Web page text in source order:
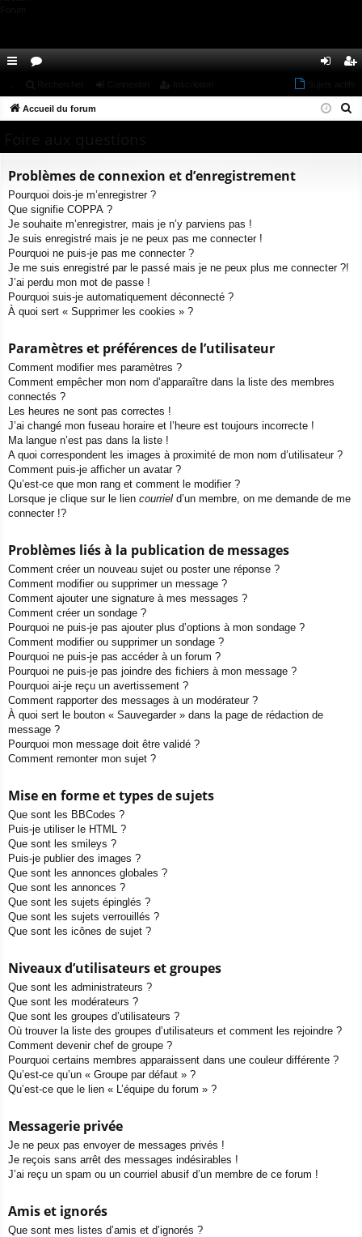
co
s
u ne cri
Accueil du forum
Problèmes de connexion et d’enregistrement
Pourquoi dois-je m’enregistrer ?
Que signifie COPPA ?
Je souhaite m’enregistrer, mais je n’y parviens pas !
Je suis enregistré mais je ne peux pas me connecter !
Pourquoi ne puis-je pas me connecter ?
Je me suis enregistré par le passé mais je ne peux plus me connecter ?!
J’ai perdu mon mot de passe !
Pourquoi suis-je automatiquement déconnecté ?
À quoi sert « Supprimer les cookies » ?
Paramètres et préférences de l’utilisateur
Comment modifier mes paramètres ?
Comment empêcher mon nom d’apparaître dans la liste des membres
connectés ?
Les heures ne sont pas correctes !
J’ai changé mon fuseau horaire et l’heure est toujours incorrecte !
Ma langue n’est pas dans la liste !
A quoi correspondent les images à proximité de mon nom d’utilisateur ?
Comment puis-je afficher un avatar ?
Qu’est-ce que mon rang et comment le modifier ?
Lorsque je clique sur le lien courriel d’un membre, on me demande de me
connecter !?
Problèmes liés à la publication de messages
Comment créer un nouveau sujet ou poster une réponse ?
Comment modifier ou supprimer un message ?
Comment ajouter une signature à mes messages ?
Comment créer un sondage ?
Pourquoi ne puis-je pas ajouter plus d’options à mon sondage ?
Comment modifier ou supprimer un sondage ?
Pourquoi ne puis-je pas accéder à un forum ?
Pourquoi ne puis-je pas joindre des fichiers à mon message ?
Pourquoi ai-je reçu un avertissement ?
Comment rapporter des messages à un modérateur ?
À quoi sert le bouton « Sauvegarder » dans la page de rédaction de
message ?
Pourquoi mon message doit être validé ?
Comment remonter mon sujet ?
Mise en forme et types de sujets
Que sont les BBCodes ?
Puis-je utiliser le HTML ?
Que sont les smileys ?
Puis-je publier des images ?
Que sont les annonces globales ?
Que sont les annonces ?
Que sont les sujets épinglés ?
Que sont les sujets verrouillés ?
Que sont les icônes de sujet ?
Niveaux d’utilisateurs et groupes
Que sont les administrateurs ?
Que sont les modérateurs ?
Que sont les groupes d’utilisateurs ?
Où trouver la liste des groupes d’utilisateurs et comment les rejoindre ?
Comment devenir chef de groupe ?
Pourquoi certains membres apparaissent dans une couleur différente ?
Qu’est-ce qu’un « Groupe par défaut » ?
Qu’est-ce que le lien « L’équipe du forum » ?
Messagerie privée
Je ne peux pas envoyer de messages privés !
Je reçois sans arrêt des messages indésirables !
J’ai reçu un spam ou un courriel abusif d’un membre de ce forum !
Amis et ignorés
Que sont mes listes d’amis et d’ignorés ?